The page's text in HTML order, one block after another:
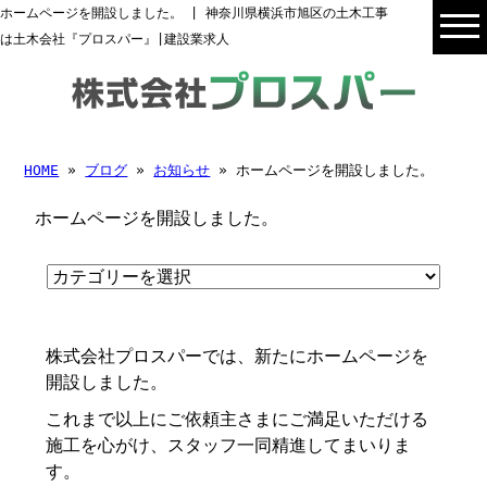
ホームページを開設しました。 | 神奈川県横浜市旭区の土木工事
は土木会社『プロスパー』|建設業求人
HOME » ブログ » お知らせ » ホームページを開設しました。
ホームページを開設しました。
株式会社プロスパーでは、新たにホームページを
開設しました。
これまで以上にご依頼主さまにご満足いただける
施工を心がけ、スタッフ一同精進してまいりま
す。